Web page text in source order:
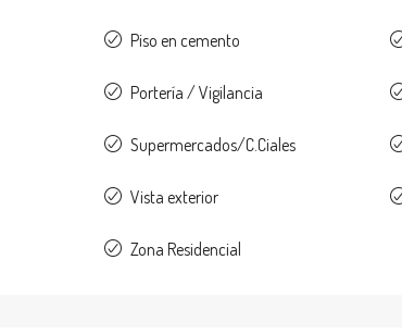
Piso en cemento
Portería / Vigilancia
Supermercados/C.Ciales
Vista exterior
Zona Residencial